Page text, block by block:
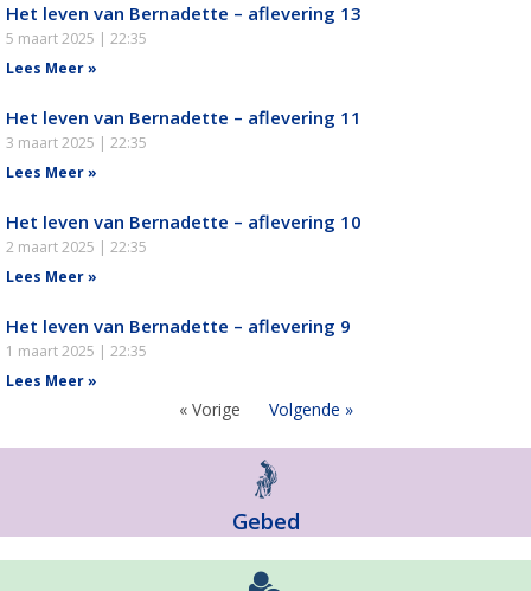
Het leven van Bernadette – aflevering 13
5 maart 2025
22:35
Lees Meer »
Het leven van Bernadette – aflevering 11
3 maart 2025
22:35
Lees Meer »
Het leven van Bernadette – aflevering 10
2 maart 2025
22:35
Lees Meer »
Het leven van Bernadette – aflevering 9
1 maart 2025
22:35
Lees Meer »
« Vorige Volgende »
Gebed